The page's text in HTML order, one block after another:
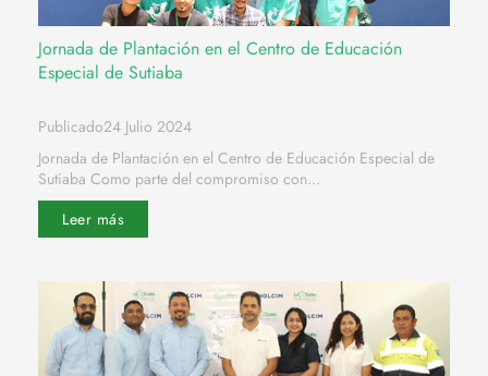
Jornada de Plantación en el Centro de Educación
Especial de Sutiaba
Publicado24 Julio 2024
Jornada de Plantación en el Centro de Educación Especial de
Sutiaba Como parte del compromiso con...
Leer más